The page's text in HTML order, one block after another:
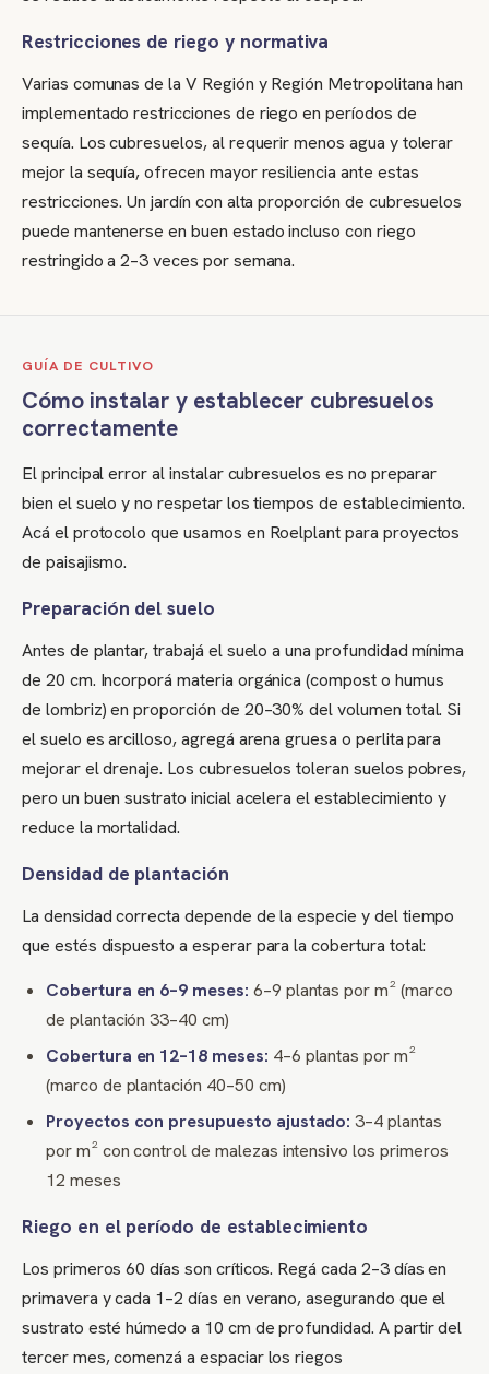
Restricciones de riego y normativa
Varias comunas de la V Región y Región Metropolitana han
implementado restricciones de riego en períodos de
sequía. Los cubresuelos, al requerir menos agua y tolerar
mejor la sequía, ofrecen mayor resiliencia ante estas
restricciones. Un jardín con alta proporción de cubresuelos
puede mantenerse en buen estado incluso con riego
restringido a 2–3 veces por semana.
GUÍA DE CULTIVO
Cómo instalar y establecer cubresuelos
correctamente
El principal error al instalar cubresuelos es no preparar
bien el suelo y no respetar los tiempos de establecimiento.
Acá el protocolo que usamos en Roelplant para proyectos
de paisajismo.
Preparación del suelo
Antes de plantar, trabajá el suelo a una profundidad mínima
de 20 cm. Incorporá materia orgánica (compost o humus
de lombriz) en proporción de 20–30% del volumen total. Si
el suelo es arcilloso, agregá arena gruesa o perlita para
mejorar el drenaje. Los cubresuelos toleran suelos pobres,
pero un buen sustrato inicial acelera el establecimiento y
reduce la mortalidad.
Densidad de plantación
La densidad correcta depende de la especie y del tiempo
que estés dispuesto a esperar para la cobertura total:
Cobertura en 6–9 meses: 6–9 plantas por m² (marco
de plantación 33–40 cm)
Cobertura en 12–18 meses: 4–6 plantas por m²
(marco de plantación 40–50 cm)
Proyectos con presupuesto ajustado: 3–4 plantas
por m² con control de malezas intensivo los primeros
12 meses
Riego en el período de establecimiento
Los primeros 60 días son críticos. Regá cada 2–3 días en
primavera y cada 1–2 días en verano, asegurando que el
sustrato esté húmedo a 10 cm de profundidad. A partir del
tercer mes, comenzá a espaciar los riegos